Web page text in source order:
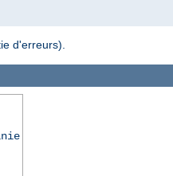
d'erreurs).